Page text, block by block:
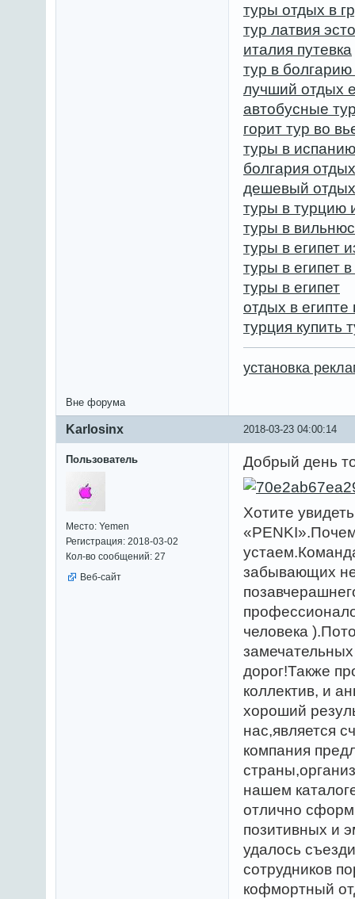
туры отдых в
тур латвия
италия путевка
тур в
лучший отдых
автобусные
горит тур во
туры в
болгария
дешевый отдых
туры в турцию
туры в вильнюс
туры в египет
туры в египет
туры в египет
отдых в египте
турция купить
установка
Вне форума
2018-03-23 04:00:14
Karlosinx
Пользователь
Место: Yemen
Регистрация: 2018-03-02
Кол-во сообщений: 27
Веб-сайт
Добрый день
Хотите
забывающих
человека
дорог!Также
коллектив, и
хороший
нас,является
компания
нашем
отлично
позитивных и
удалось
сотрудников
кофмортный